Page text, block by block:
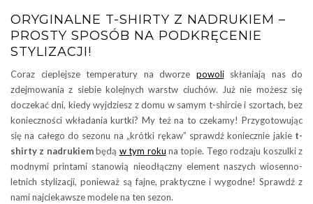
ORYGINALNE T-SHIRTY Z NADRUKIEM –
PROSTY SPOSÓB NA PODKRĘCENIE
STYLIZACJI!
Coraz cieplejsze temperatury na dworze powoliskłaniają nas do
zdejmowania z siebie kolejnych warstw ciuchów. Już nie możesz się
doczekać dni, kiedy wyjdziesz z domu w samym t-shircie i szortach, bez
konieczności wkładania kurtki? My też na to czekamy! Przygotowując
się na całego do sezonu na „krótki rękaw” sprawdź koniecznie jakie t-
shirty z nadrukiembędą w tym roku na topie. Tego rodzaju koszulki z
modnymi printami stanowią nieodłączny element naszych wiosenno-
letnich stylizacji, ponieważ są fajne, praktyczne i wygodne! Sprawdź z
nami najciekawsze modele na ten sezon.